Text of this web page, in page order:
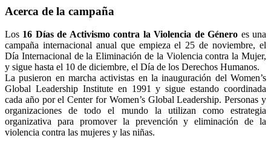
Acerca de la campaña
Los 16 Días de Activismo contra la Violencia de Género es una
campaña internacional anual que empieza el 25 de noviembre, el
Día Internacional de la Eliminación de la Violencia contra la Mujer,
y sigue hasta el 10 de diciembre, el Día de los Derechos Humanos.
La pusieron en marcha activistas en la inauguración del Women’s
Global Leadership Institute en 1991 y sigue estando coordinada
cada año por el Center for Women’s Global Leadership. Personas y
organizaciones de todo el mundo la utilizan como estrategia
organizativa para promover la prevención y eliminación de la
violencia contra las mujeres y las niñas.